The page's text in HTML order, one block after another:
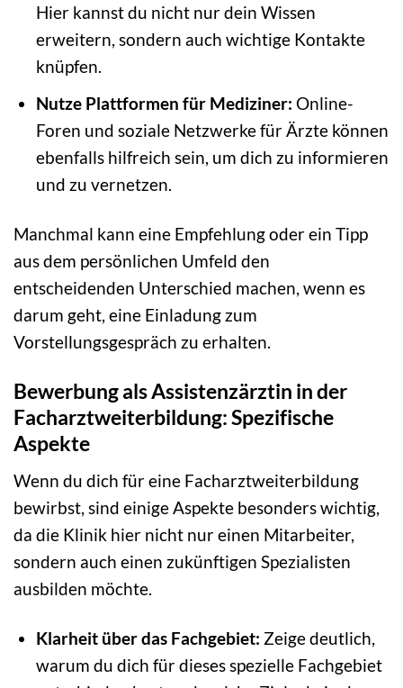
Hier kannst du nicht nur dein Wissen
erweitern, sondern auch wichtige Kontakte
knüpfen.
Nutze Plattformen für Mediziner: Online-
Foren und soziale Netzwerke für Ärzte können
ebenfalls hilfreich sein, um dich zu informieren
und zu vernetzen.
Manchmal kann eine Empfehlung oder ein Tipp
aus dem persönlichen Umfeld den
entscheidenden Unterschied machen, wenn es
darum geht, eine Einladung zum
Vorstellungsgespräch zu erhalten.
Bewerbung als Assistenzärztin in der
Facharztweiterbildung: Spezifische
Aspekte
Wenn du dich für eine Facharztweiterbildung
bewirbst, sind einige Aspekte besonders wichtig,
da die Klinik hier nicht nur einen Mitarbeiter,
sondern auch einen zukünftigen Spezialisten
ausbilden möchte.
Klarheit über das Fachgebiet: Zeige deutlich,
warum du dich für dieses spezielle Fachgebiet